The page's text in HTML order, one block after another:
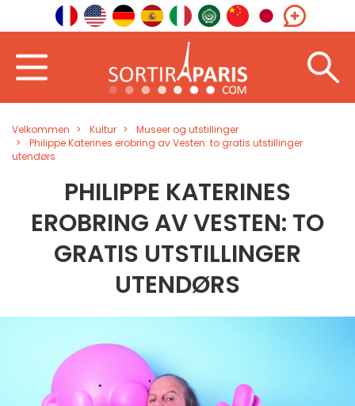
Velkommen Kultur
Museer og utstillinger
Philippe Katerines erobring av Vesten: to gratis utstillinger
utendørs
PHILIPPE KATERINES
EROBRING AV VESTEN: TO
GRATIS UTSTILLINGER
UTENDØRS